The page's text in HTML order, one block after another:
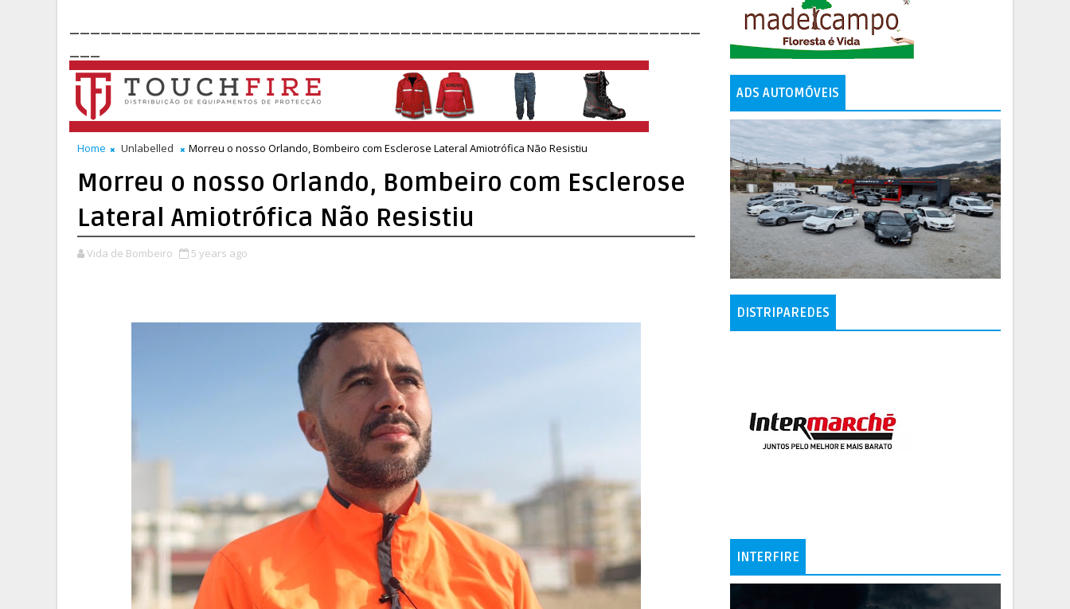
Home Unlabelled Morreu o nosso Orlando, Bombeiro com Esclerose Lateral Amiotrófica Não Resistiu
Morreu o nosso Orlando, Bombeiro com Esclerose
Lateral Amiotrófica Não Resistiu
Vida de Bombeiro 5 years ago
ADS AUTOMÓVEIS
DISTRIPAREDES
INTERFIRE